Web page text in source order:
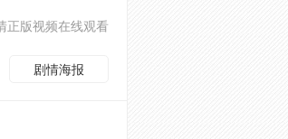
正版视频在线观看
剧情海报